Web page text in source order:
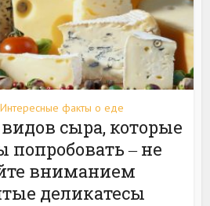
Интересные факты о еде
сыра, которые
‒ не
вниманием
деликатесы